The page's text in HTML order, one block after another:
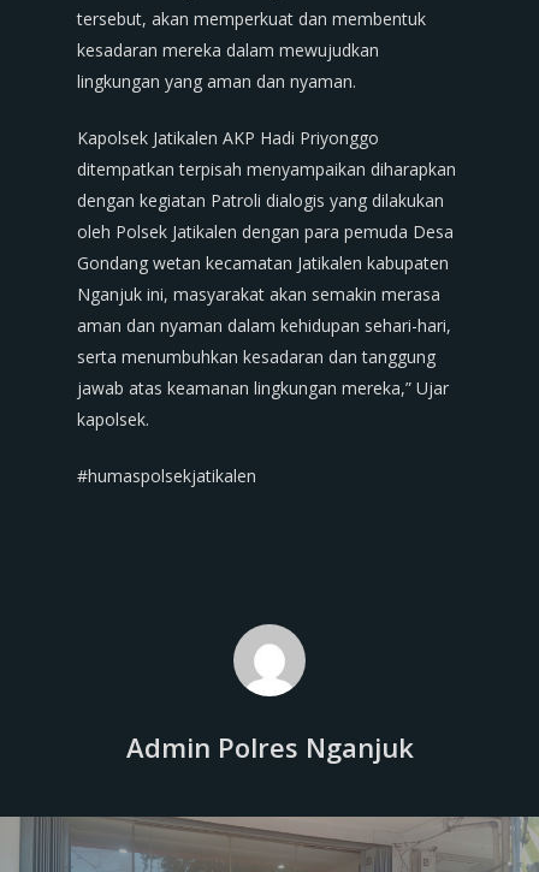
tersebut, akan memperkuat dan membentuk
kesadaran mereka dalam mewujudkan
lingkungan yang aman dan nyaman.
Kapolsek Jatikalen AKP Hadi Priyonggo
ditempatkan terpisah menyampaikan diharapkan
dengan kegiatan Patroli dialogis yang dilakukan
oleh Polsek Jatikalen dengan para pemuda Desa
Gondang wetan kecamatan Jatikalen kabupaten
Nganjuk ini, masyarakat akan semakin merasa
aman dan nyaman dalam kehidupan sehari-hari,
serta menumbuhkan kesadaran dan tanggung
jawab atas keamanan lingkungan mereka,” Ujar
kapolsek.
#humaspolsekjatikalen
Admin Polres Nganjuk